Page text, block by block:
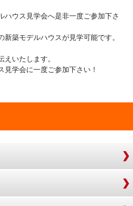
ハウス見学会へ是非一度ご参加下さ
築モデルハウスが見学可能です。
いたします。
学会に一度ご参加下さい！